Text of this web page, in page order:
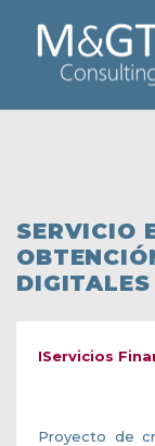
SERVICIO
DIGITALES
IServicios
Proyecto de